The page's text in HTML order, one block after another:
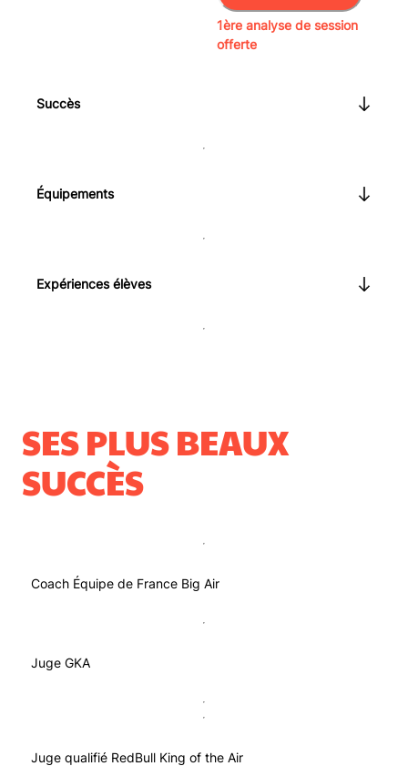
1ère analyse de session
offerte
Succès
Équipements
Expériences élèves
SES PLUS BEAUX
SUCCÈS
Coach Équipe de France Big Air
Juge GKA
Juge qualifié RedBull King of the Air